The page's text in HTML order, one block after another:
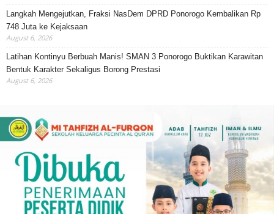
Langkah Mengejutkan, Fraksi NasDem DPRD Ponorogo Kembalikan Rp
748 Juta ke Kejaksaan
August 6, 2026
Latihan Kontinyu Berbuah Manis! SMAN 3 Ponorogo Buktikan Karawitan
Bentuk Karakter Sekaligus Borong Prestasi
August 6, 2026